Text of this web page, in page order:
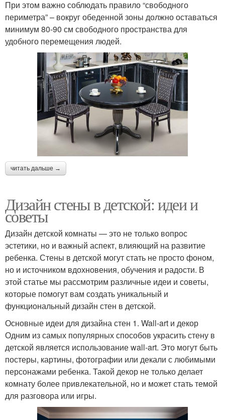
При этом важно соблюдать правило “свободного
периметра” – вокруг обеденной зоны должно оставаться
минимум 80-90 см свободного пространства для
удобного перемещения людей.
читать дальше →
Дизайн стены в детской: идеи и
советы
Дизайн детской комнаты — это не только вопрос
эстетики, но и важный аспект, влияющий на развитие
ребенка. Стены в детской могут стать не просто фоном,
но и источником вдохновения, обучения и радости. В
этой статье мы рассмотрим различные идеи и советы,
которые помогут вам создать уникальный и
функциональный дизайн стен в детской.
Основные идеи для дизайна стен 1. Wall-art и декор
Одним из самых популярных способов украсить стену в
детской является использование wall-art. Это могут быть
постеры, картины, фотографии или декали с любимыми
персонажами ребенка. Такой декор не только делает
комнату более привлекательной, но и может стать темой
для разговора или игры.